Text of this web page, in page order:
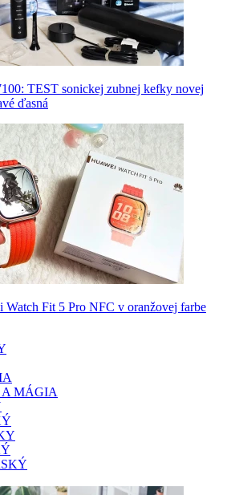
TEST sonickej zubnej kefky novej
ďasná
Watch Fit 5 Pro NFC v oranžovej farbe
MÁGIA